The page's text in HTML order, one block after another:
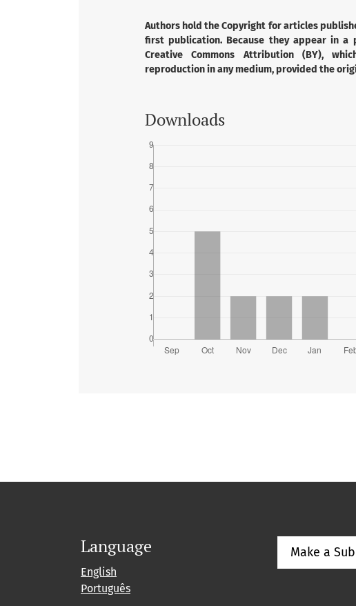
Authors hold the Copyright for articles
first publication. Because they appear in a
Creative Commons Attribution (BY),
reproduction in any medium, provided the
Downloads
Language
English
Português
Make a